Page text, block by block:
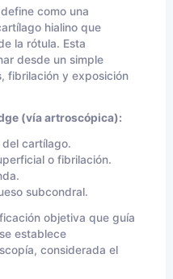
como una
hialino que
la rótula. Esta
desde un simple
fibrilación y exposición
(vía artroscópica):
del cartílago.
o fibrilación.
subcondral.
objetiva que guía
establece
considerada el